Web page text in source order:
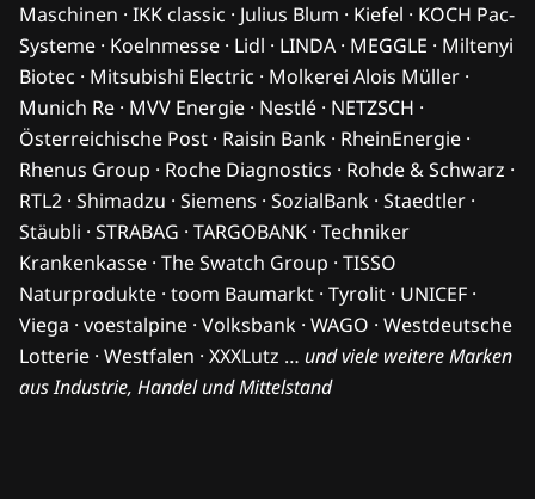
Maschinen · IKK classic · Julius Blum · Kiefel · KOCH Pac-
Systeme · Koelnmesse · Lidl · LINDA · MEGGLE · Miltenyi
Biotec · Mitsubishi Electric · Molkerei Alois Müller ·
Munich Re · MVV Energie · Nestlé · NETZSCH ·
Österreichische Post · Raisin Bank · RheinEnergie ·
Rhenus Group · Roche Diagnostics · Rohde & Schwarz ·
RTL2 · Shimadzu · Siemens · SozialBank · Staedtler ·
Stäubli · STRABAG · TARGOBANK · Techniker
Krankenkasse · The Swatch Group · TISSO
Naturprodukte · toom Baumarkt · Tyrolit · UNICEF ·
Viega · voestalpine · Volksbank · WAGO · Westdeutsche
Lotterie · Westfalen · XXXLutz … und viele weitere Marken
aus Industrie, Handel und Mittelstand